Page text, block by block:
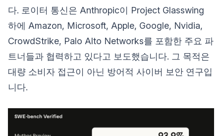
다. 로이터 통신은 Anthropic이 Project Glasswing
하에 Amazon, Microsoft, Apple, Google, Nvidia,
CrowdStrike, Palo Alto Networks를 포함한 주요 파
트너들과 협력하고 있다고 보도했습니다. 그 목적은
대량 소비자 접근이 아닌 방어적 사이버 보안 연구입
니다.